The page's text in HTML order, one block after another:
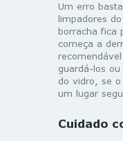
Um erro
limpadores
borracha fica
começa a
guardá-los
do vidro, se
um lugar
Cuidado